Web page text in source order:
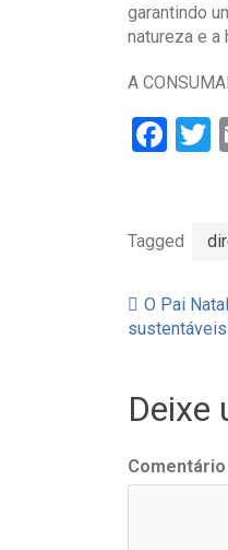
garantindo
natureza e a
A
Tagged
O Pai
Deixe
Comentário